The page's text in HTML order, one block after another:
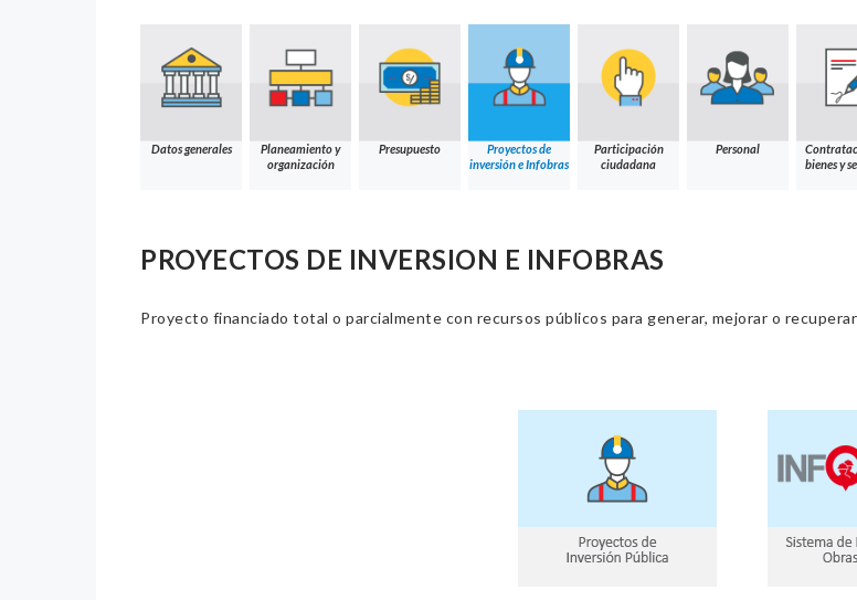
Datos generales
Planeamiento y
organización
Presupuesto
Proyectos de
inversión e Infobras
Participación
ciudadana
Personal
bienes y
PROYECTOS DE INVERSION E INFOBRAS
Proyecto financiado total o parcialmente con recursos públicos para generar, mejorar o